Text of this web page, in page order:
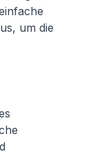
um die